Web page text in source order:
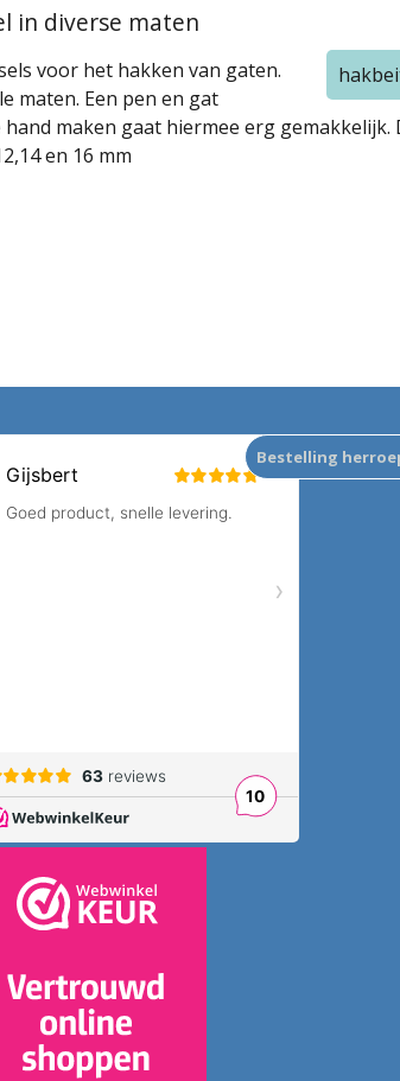
in diverse maten
voor het hakken van gaten.
maten. Een pen en gat
maken gaat hiermee erg
en 16 mm
Bestelling
Achternaam *
Ja, ik wil 5% besparen